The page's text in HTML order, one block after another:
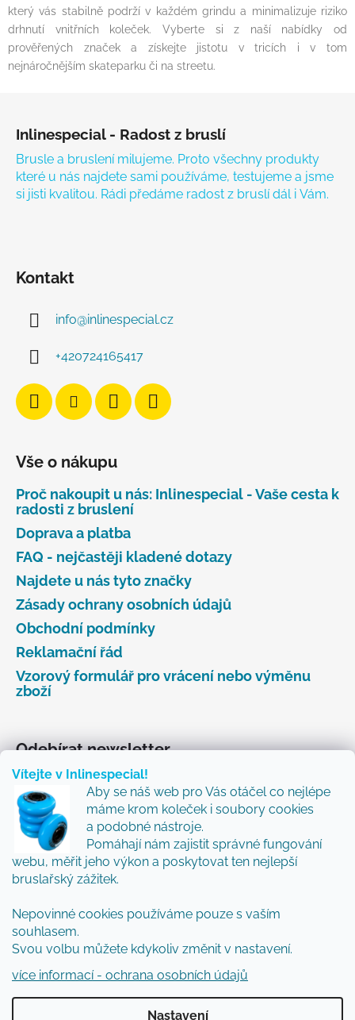
Vítejte v Inlinespecial!
Aby se náš web pro Vás otáčel co nejlépe
máme krom koleček i soubory cookies
a podobné nástroje.
Pomáhají nám zajistit správné fungování
webu, měřit jeho výkon a poskytovat ten nejlepší
bruslařský zážitek.
Nepovinné cookies používáme pouze s vaším
souhlasem.
Svou volbu můžete kdykoliv změnit v nastavení.
více informací - ochrana osobních údajů
Nastavení
který vás stabilně podrží v každém grindu a minimalizuje riziko
drhnutí vnitřních koleček. Vyberte si z naší nabídky od
prověřených značek a získejte jistotu v tricích i v tom
nejnáročnějším skateparku či na streetu.
Inlinespecial - Radost z bruslí
Brusle a bruslení milujeme. Proto všechny produkty
které u nás najdete sami používáme, testujeme a jsme
si jisti kvalitou. Rádi předáme radost z bruslí dál i Vám.
Kontakt
info@inlinespecial.cz
+420724165417
Vše o nákupu
Proč nakoupit u nás: Inlinespecial - Vaše cesta k
radosti z bruslení
Doprava a platba
FAQ - nejčastěji kladené dotazy
Najdete u nás tyto značky
Zásady ochrany osobních údajů
Obchodní podmínky
Reklamační řád
Vzorový formulář pro vrácení nebo výměnu
zboží
Odebírat newsletter
Vložte svůj e-mail a my vám budeme zasílat informace
o nových produktech na našem e-shopu.
Přidejte se k nám a my Vám budeme zasílat ty nejlepší
novinky a tipy.
E-mail
Vložením e-mailu souhlasíte spodmínkami
ochrany osobních údajů
PŘIHLÁSIT SE